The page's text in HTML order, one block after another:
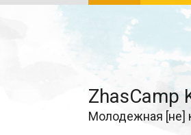
ZhasCamp
Молодежная [не]